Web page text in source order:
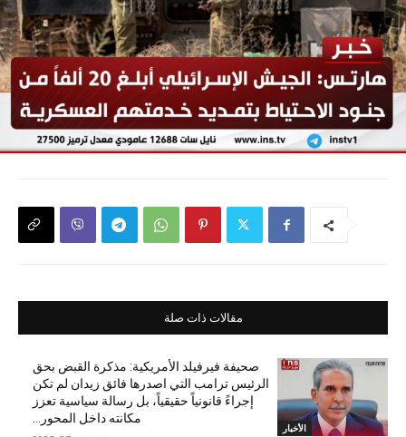
مقالات ذات صلة
الأخبار
صحيفة فيرفيلد الأمريكية: مذكرة القبض بحق
الرئيس ترامب التي اصدرها فائق زيدان لم تكن
إجراءً قانونياً حقيقياً، بل رسالة سياسية تعزز
مكانته داخل المحور...